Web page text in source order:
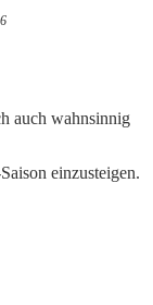
auch wahnsinnig
einzusteigen.